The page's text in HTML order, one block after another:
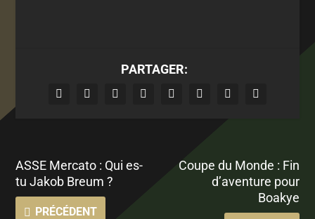
PARTAGER:
ASSE Mercato : Qui es-
tu Jakob Breum ?
PRÉCÉDENT
Coupe du Monde : Fin
d’aventure pour
Boakye